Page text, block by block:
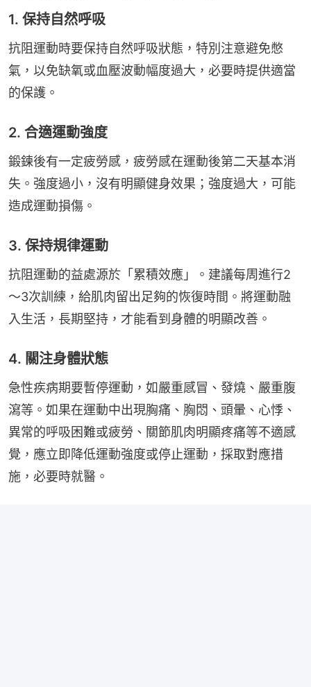
1. 保持自然呼吸
抗阻運動時要保持自然呼吸狀態，特別注意避免憋
氣，以免缺氧或血壓波動幅度過大，必要時提供適當
的保護。
2. 合適運動強度
鍛鍊後有一定疲勞感，疲勞感在運動後第二天基本消
失。強度過小，沒有明顯健身效果；強度過大，可能
造成運動損傷。
3. 保持規律運動
抗阻運動的益處源於「累積效應」。建議每周進行2
～3次訓練，給肌肉留出足夠的恢復時間。將運動融
入生活，長期堅持，才能看到身體的明顯改善。
4. 關注身體狀態
急性疾病期要暫停運動，如嚴重感冒、發燒、嚴重腹
瀉等。如果在運動中出現胸痛、胸悶、頭暈、心悸、
異常的呼吸困難或疲勞、關節肌肉明顯疼痛等不適感
覺，應立即降低運動強度或停止運動，採取對應措
施，必要時就醫。